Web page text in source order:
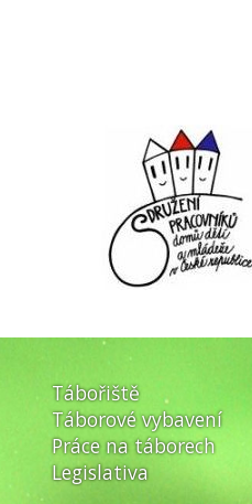
Tábořiště
Táborové vybavení
Práce na táborech
Legislativa